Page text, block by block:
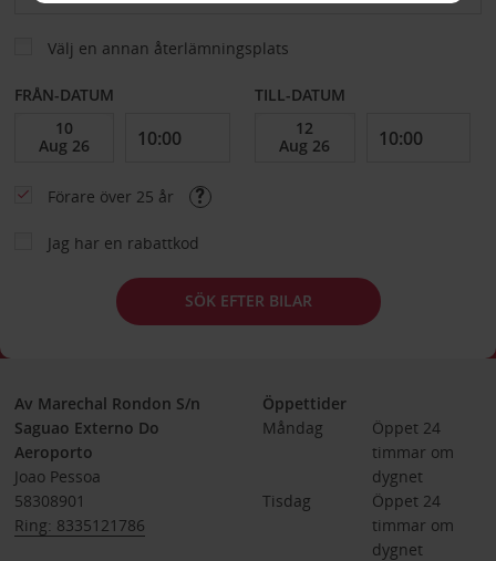
Välj en annan återlämningsplats
FRÅN-DATUM TILL-DATUM
Förare över 25 år
Jag har en rabattkod
SÖK EFTER BILAR
Av Marechal Rondon S/n
Saguao Externo Do
Aeroporto
Joao Pessoa
58308901
Ring: 8335121786
Öppettider
Måndag
Öppet 24
timmar om
dygnet
Tisdag
Öppet 24
timmar om
dygnet